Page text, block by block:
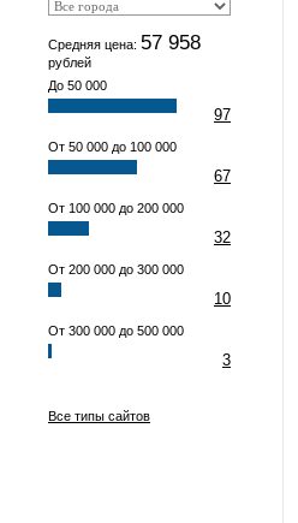
Средняя цена: 57 958
рублей
До 50 000
97
От 50 000 до 100 000
67
От 100 000 до 200 000
32
От 200 000 до 300 000
10
От 300 000 до 500 000
3
Все типы сайтов